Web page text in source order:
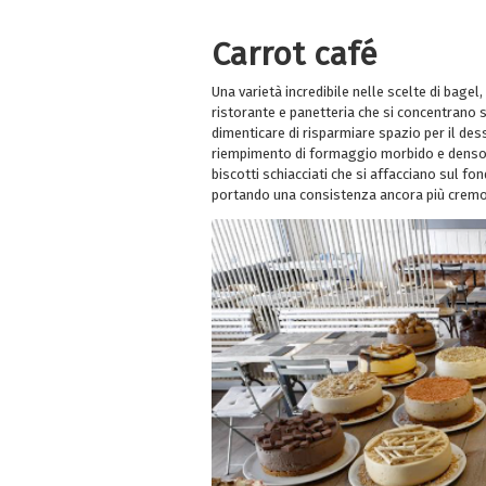
Carrot café
Una varietà incredibile nelle scelte di
ristorante e panetteria che si concentrano
dimenticare di risparmiare spazio per il
riempimento di formaggio morbido e
biscotti schiacciati che si affacciano sul
portando una consistenza ancora più